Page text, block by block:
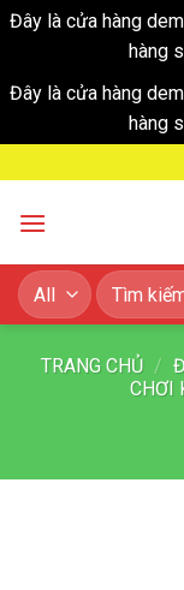
Đây là cửa hàng
hàng
Đây là cửa hàng
hàng
to
content
Tìm
kiếm:
TRANG CHỦ /
CHƠI